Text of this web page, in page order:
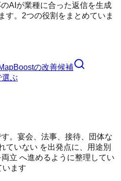
AIが業種に合った返信を生成
す。2つの役割をまとめていま
の改善候補
選ぶ
。宴会、法事、接待、団体な
ていない を出発点に、用途別
立 へ進めるように整理してい
います